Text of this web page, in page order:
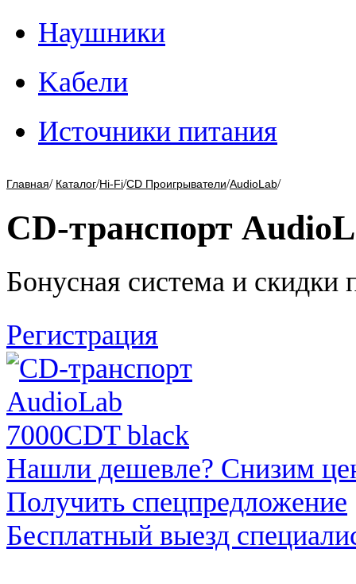
Наушники
Kабели
Источники питания
Главная/ Каталог/Hi-Fi/CD Проигрыватели/AudioLab/
CD-транспорт
Бонусная система и скидки
Регистрация
Нашли дешевле? Снизим
Получить спецпредложение
Бесплатный выезд